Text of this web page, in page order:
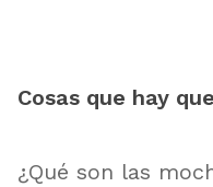
Cosas que hay
¿Qué son las